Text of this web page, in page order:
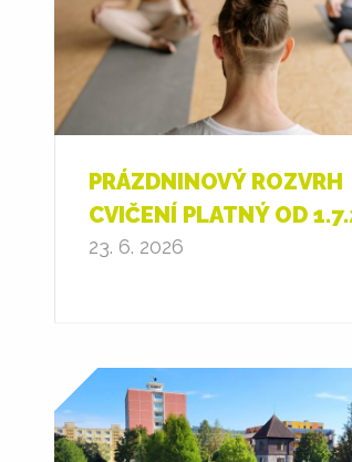
PRÁZDNINOVÝ ROZVRH
CVIČENÍ PLATNÝ OD
23. 6. 2026